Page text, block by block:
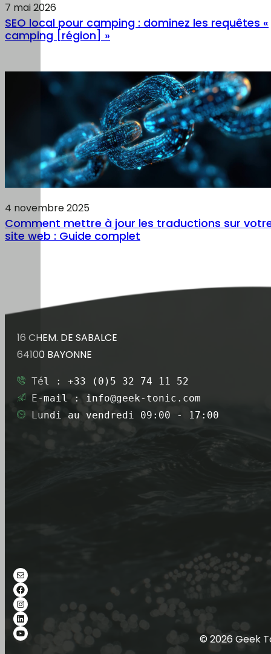
Mail
Facebook
Instagram
LinkedIn
YouTube
7 mai 2026
SEO local pour camping : dominez les requêtes «
camping [région] »
4 novembre 2025
Comment mettre à jour les traductions sur
site web : Guide complet
16 CHEM. DE SABALCE
64100 BAYONNE
Lundi au vendredi 09:00 - 17:00
© 2026 Geek